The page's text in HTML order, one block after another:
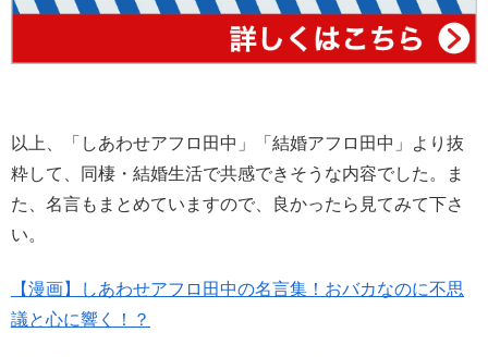
以上、「しあわせアフロ田中」「結婚アフロ田中」より抜
粋して、同棲・結婚生活で共感できそうな内容でした。ま
た、名言もまとめていますので、良かったら見てみて下さ
い。
【漫画】しあわせアフロ田中の名言集！おバカなのに不思
議と心に響く！？